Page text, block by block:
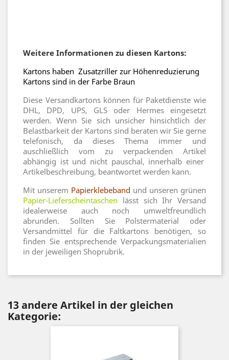
Weitere Informationen zu diesen Kartons:
Kartons haben Zusatzriller zur Höhenreduzierung
Kartons sind in der Farbe Braun
Diese Versandkartons können für Paketdienste wie
DHL, DPD, UPS, GLS oder Hermes eingesetzt
werden. Wenn Sie sich unsicher hinsichtlich der
Belastbarkeit der Kartons sind beraten wir Sie gerne
telefonisch, da dieses Thema immer und
auschließlich vom zu verpackenden Artikel
abhängig ist und nicht pauschal, innerhalb einer
Artikelbeschreibung, beantwortet werden kann.
Mit unserem Papierklebeband und unseren grünen
Papier-Lieferscheintaschen lässt sich Ihr Versand
idealerweise auch noch umweltfreundlich
abrunden. Sollten Sie Polstermaterial oder
Versandmittel für die Faltkartons benötigen, so
finden Sie entsprechende Verpackungsmaterialien
in der jeweiligen Shoprubrik.
13 andere Artikel in der gleichen
Kategorie: